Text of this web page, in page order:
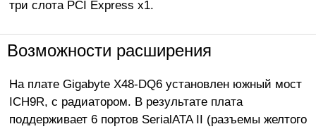
три слота PCI Express x1.
Возможности расширения
На плате Gigabyte X48-DQ6 установлен южный мост
ICH9R, с радиатором. В результате плата
поддерживает 6 портов SerialATA II (разъемы желтого